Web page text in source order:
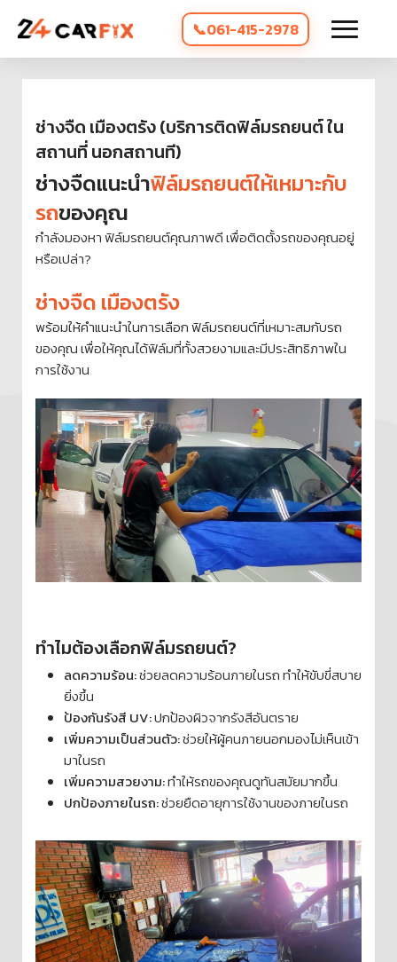
061-415-2978
ช่างจืด เมืองตรัง (บริการติดฟิล์มรถยนต์ ใน
สถานที่ นอกสถานที)
ช่างจืดแนะนำฟิล์มรถยนต์ให้เหมาะกับ
รถของคุณ
กำลังมองหา ฟิล์มรถยนต์คุณภาพดี เพื่อติดตั้งรถของคุณอยู่
หรือเปล่า?
ช่างจืด เมืองตรัง
พร้อมให้คำแนะนำในการเลือก ฟิล์มรถยนต์ที่เหมาะสมกับรถ
ของคุณ เพื่อให้คุณได้ฟิล์มที่ทั้งสวยงามและมีประสิทธิภาพใน
การใช้งาน
ทำไมต้องเลือกฟิล์มรถยนต์?
ลดความร้อน:ช่วยลดความร้อนภายในรถ ทำให้ขับขี่สบาย
ยิ่งขึ้น
ป้องกันรังสี UV:ปกป้องผิวจากรังสีอันตราย
เพิ่มความเป็นส่วนตัว:ช่วยให้ผู้คนภายนอกมองไม่เห็นเข้า
มาในรถ
เพิ่มความสวยงาม:ทำให้รถของคุณดูทันสมัยมากขึ้น
ปกป้องภายในรถ:ช่วยยืดอายุการใช้งานของภายในรถ